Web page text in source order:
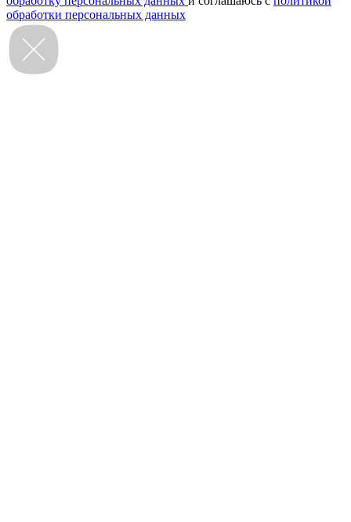
обработки персональных данных